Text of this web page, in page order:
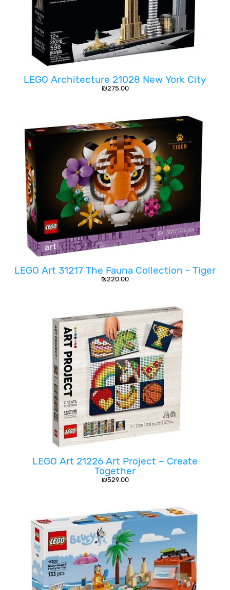
LEGO Architecture 21028 New York City
₪275.00
LEGO Art 31217 The Fauna Collection - Tiger
₪220.00
LEGO Art 21226 Art Project – Create
Together
₪529.00